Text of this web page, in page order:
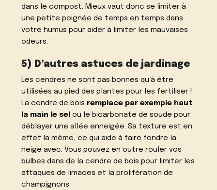
dans le compost. Mieux vaut donc se limiter à
une petite poignée de temps en temps dans
votre humus pour aider à limiter les mauvaises
odeurs.
5) D’autres astuces de jardinage
Les cendres ne sont pas bonnes qu’à être
utilisées au pied des plantes pour les fertiliser !
La cendre de bois remplace par exemple haut
la main le sel ou le bicarbonate de soude pour
déblayer une allée enneigée. Sa texture est en
effet la même, ce qui aide à faire fondre la
neige avec. Vous pouvez en outre rouler vos
bulbes dans de la cendre de bois pour limiter les
attaques de limaces et la prolifération de
champignons.